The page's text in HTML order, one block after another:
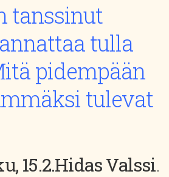
tanssinut
tulla
pidempään
tulevat
15.2.Hidas Valssi.